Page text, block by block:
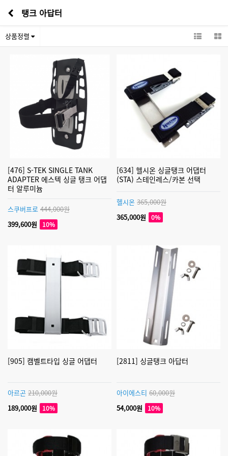
탱크 아답터
상품정렬
[476] S-TEK SINGLE TANK
ADAPTER 에스텍 싱글 탱크 어댑
터 알루미늄
스쿠버프로 444,000원
399,600원
10%
[634] 헬시온 싱글탱크 어댑터
(STA) 스테인레스/카본 선택
헬시온 365,000원
365,000원
0%
[905] 캠벨트타입 싱글 어댑터
아르곤 210,000원
189,000원
10%
[2811] 싱글탱크 아답터
아이에스티 60,000원
54,000원
10%